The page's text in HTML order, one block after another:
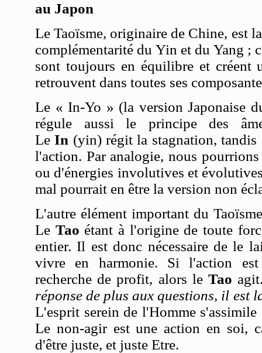
au Japon
Le Taoïsme, originaire de Chine, est
complémentarité du Yin et du Yang ;
sont toujours en équilibre et
retrouvent dans toutes ses
Le « In-Yo » (la version Japonaise
régule aussi le principe des
LeIn (yin) régit la stagnation,
l'action. Par analogie, nous
ou d'énergies involutives et
mal pourrait en être la version non
L'autre élément important du
Le Tao étant à l'origine de toute
entier. Il est donc nécessaire de le
vivre en harmonie. Si l'action
recherche de profit, alors le Tao
réponse de plus aux questions, il est
L'esprit serein de l'Homme
Le non-agir est une action en soi,
d'être juste, et juste Etre.